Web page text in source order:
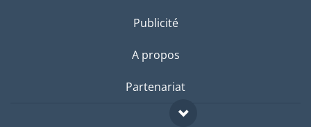
Publicité
A propos
Partenariat